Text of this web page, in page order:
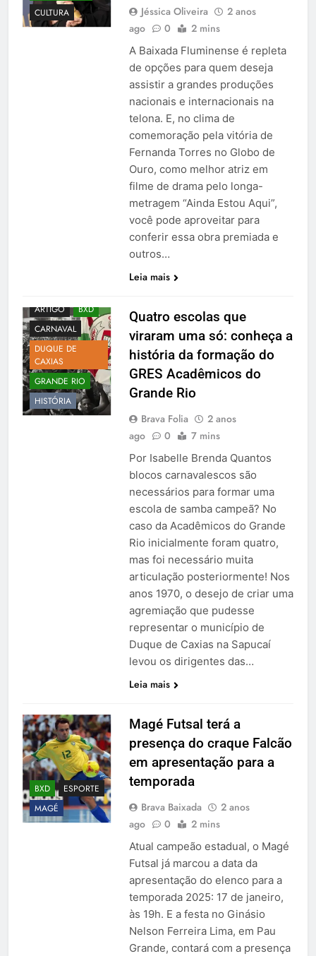
CULTURA
Jéssica Oliveira
2 anos
ago
0 2 mins
A Baixada Fluminense é repleta
de opções para quem deseja
assistir a grandes produções
nacionais e internacionais na
telona. E, no clima de
comemoração pela vitória de
Fernanda Torres no Globo de
Ouro, como melhor atriz em
filme de drama pelo longa-
metragem “Ainda Estou Aqui”,
você pode aproveitar para
conferir essa obra premiada e
outros…
Leia mais
ARTIGO
BXD
CARNAVAL
DUQUE DE
CAXIAS
GRANDE RIO
HISTÓRIA
Quatro escolas que
viraram uma só: conheça a
história da formação do
GRES Acadêmicos do
Grande Rio
Brava Folia
2 anos
ago
0 7 mins
Por Isabelle Brenda Quantos
blocos carnavalescos são
necessários para formar uma
escola de samba campeã? No
caso da Acadêmicos do Grande
Rio inicialmente foram quatro,
mas foi necessário muita
articulação posteriormente! Nos
anos 1970, o desejo de criar uma
agremiação que pudesse
representar o município de
Duque de Caxias na Sapucaí
levou os dirigentes das…
Leia mais
BXD
ESPORTE
MAGÉ
Magé Futsal terá a
presença do craque Falcão
em apresentação para a
temporada
Brava Baixada
2 anos
ago
0 2 mins
Atual campeão estadual, o Magé
Futsal já marcou a data da
apresentação do elenco para a
temporada 2025: 17 de janeiro,
às 19h. E a festa no Ginásio
Nelson Ferreira Lima, em Pau
Grande, contará com a presença